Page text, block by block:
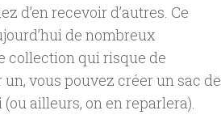
d’en recevoir d’autres. Ce
de nombreux
collection qui risque de
vous pouvez créer un sac de
ailleurs, on en reparlera).